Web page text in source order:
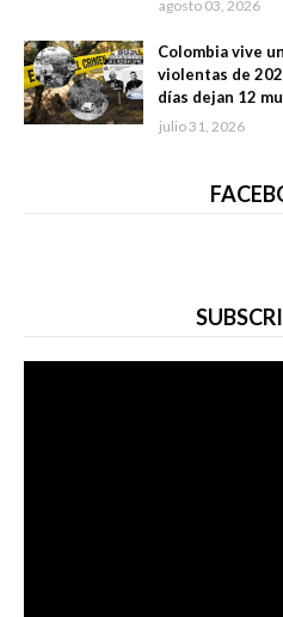
agosto 03, 2026
Colombia vive
violentas de
días dejan 12
julio 31, 2026